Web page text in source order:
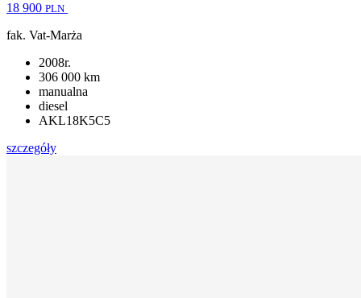
18 900 PLN
fak. Vat-Marża
2008r.
306 000 km
manualna
diesel
AKL18K5C5
szczegóły